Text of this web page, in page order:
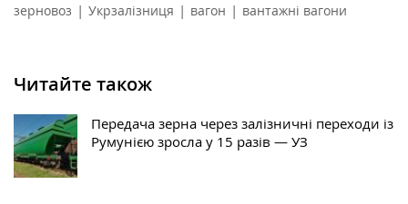
зерновоз | Укрзалізниця | вагон | вантажні вагони
Читайте також
Передача зерна через залізничні переходи із
Румунією зросла у 15 разів — УЗ